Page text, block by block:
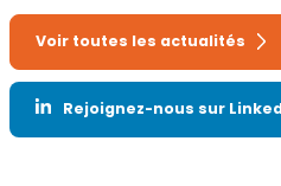
Voir toutes les actualités
Rejoignez-nous sur